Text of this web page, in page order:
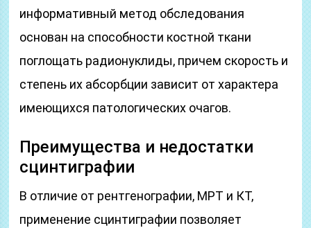
информативный метод обследования
основан на способности костной ткани
поглощать радионуклиды, причем скорость и
степень их абсорбции зависит от характера
имеющихся патологических очагов.
Преимущества и недостатки
сцинтиграфии
В отличие от рентгенографии, МРТ и КТ,
применение сцинтиграфии позволяет